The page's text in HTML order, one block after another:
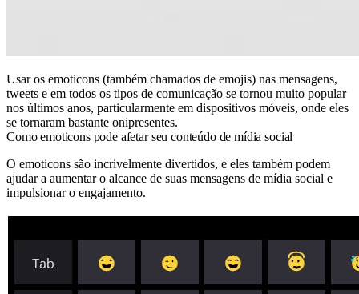
Usar os emoticons (também chamados de emojis) nas mensagens,
tweets e em todos os tipos de comunicação se tornou muito popular
nos últimos anos, particularmente em dispositivos móveis, onde eles
se tornaram bastante onipresentes.
Como emoticons pode afetar seu conteúdo de mídia social
O emoticons são incrivelmente divertidos, e eles também podem
ajudar a aumentar o alcance de suas mensagens de mídia social e
impulsionar o engajamento.